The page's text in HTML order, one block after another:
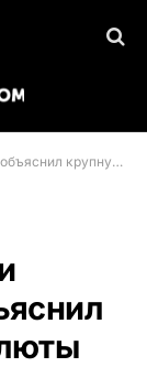
покупку валюты